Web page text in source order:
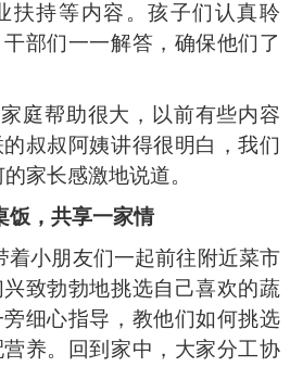
扶持等内容。孩子们认真聆
部们一一解答，确保他们了
庭帮助很大，以前有些内容
叔叔阿姨讲得很明白，我们
家长感激地说道。
饭，共享一家情
着小朋友们一起前往附近菜市
致勃勃地挑选自己喜欢的蔬
细心指导，教他们如何挑选
养。回到家中，大家分工协